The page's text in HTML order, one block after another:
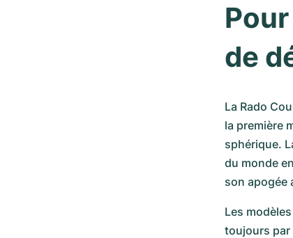
de
La Rado
la première
sphérique.
du monde
son apogée
Les
toujours par